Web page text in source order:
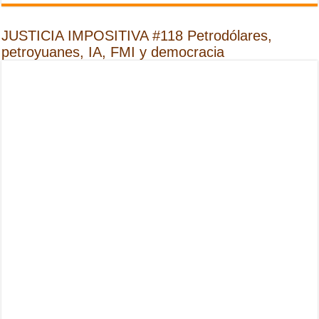
JUSTICIA IMPOSITIVA #118 Petrodólares,
petroyuanes, IA, FMI y democracia